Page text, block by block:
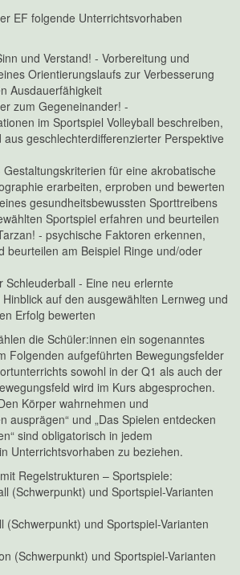
EF folgende Unterrichtsvorhaben
und Verstand! - Vorbereitung und
Orientierungslaufs zur Verbesserung
Ausdauerfähigkeit
zum Gegeneinander! -
im Sportspiel Volleyball beschreiben,
aus geschlechterdifferenzierter Perspektive
Gestaltungskriterien für eine akrobatische
erarbeiten, erproben und bewerten
gesundheitsbewussten Sporttreibens
Sportspiel erfahren und beurteilen
- psychische Faktoren erkennen,
beurteilen am Beispiel Ringe und/oder
Schleuderball - Eine neu erlernte
auf den ausgewählten Lernweg und
Erfolg bewerten
die Schüler:innen ein sogenanntes
Folgenden aufgeführten Bewegungsfelder
sowohl in der Q1 als auch der
wird im Kurs abgesprochen.
Körper wahrnehmen und
ausprägen“ und „Das Spielen entdecken
sind obligatorisch in jedem
Unterrichtsvorhaben zu beziehen.
Regelstrukturen – Sportspiele:
(Schwerpunkt) und Sportspiel-Varianten
(Schwerpunkt) und Sportspiel-Varianten
(Schwerpunkt) und Sportspiel-Varianten